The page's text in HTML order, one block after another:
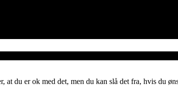
du er ok med det, men du kan slå det fra, hvis du